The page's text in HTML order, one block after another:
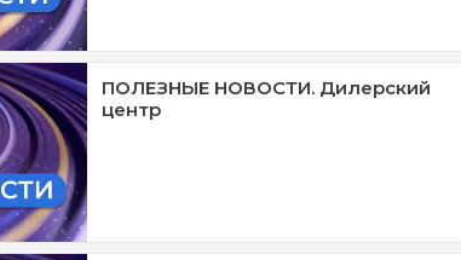
ПОЛЕЗНЫЕ НОВОСТИ. Дилерский
центр